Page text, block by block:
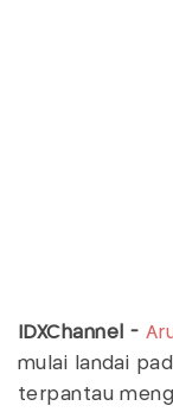
IDXChannel -
mulai landai
terpantau